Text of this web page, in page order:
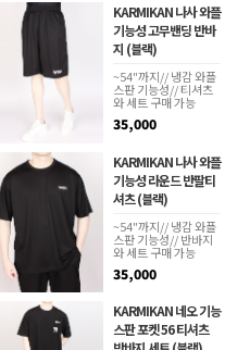
KARMIKAN 나사 와플
기능성 고무밴딩 반바
지 (블랙)
~54"까지// 냉감 와플
스판 기능성// 티셔츠
와 세트 구매 가능
35,000
KARMIKAN 나사 와플
기능성 라운드 반팔티
셔츠 (블랙)
~54"까지// 냉감 와플
스판 기능성// 반바지
와 세트 구매 가능
35,000
KARMIKAN 네오 기능
스판 포켓 56 티셔츠